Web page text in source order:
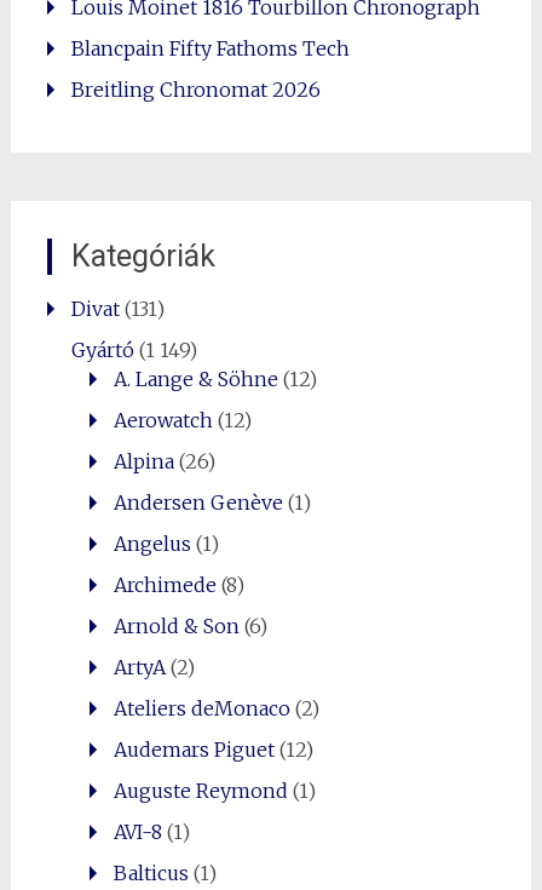
Louis Moinet 1816 Tourbillon Chronograph
Blancpain Fifty Fathoms Tech
Breitling Chronomat 2026
Kategóriák
Divat(131)
Gyártó(1 149)
A. Lange & Söhne(12)
Aerowatch (12)
Alpina(26)
Andersen Genève(1)
Angelus (1)
Archimede(8)
Arnold & Son (6)
ArtyA (2)
Ateliers deMonaco(2)
Audemars Piguet(12)
Auguste Reymond (1)
AVI-8 (1)
Balticus (1)